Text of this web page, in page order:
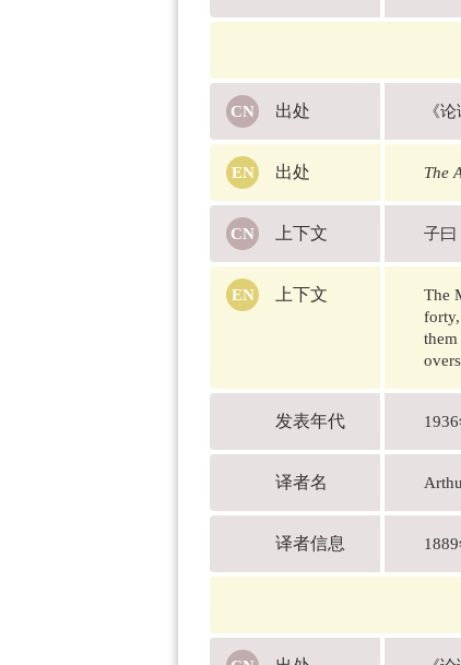
出处 《
出处 The
上下文 子曰
上下文
The
发表年代
译者名
译者信息